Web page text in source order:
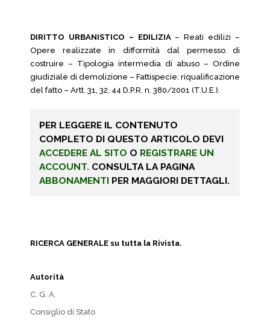
DIRITTO URBANISTICO – EDILIZIA– Reati edilizi –
Opere realizzate in difformità dal permesso di
costruire – Tipologia intermedia di abuso – Ordine
giudiziale di demolizione – Fattispecie: riqualificazione
del fatto – Artt. 31, 32, 44 D.P.R. n. 380/2001 (T.U.E.).
PER LEGGERE IL CONTENUTO
COMPLETO DI QUESTO ARTICOLO DEVI
ACCEDERE AL SITO O REGISTRARE UN
ACCOUNT. CONSULTA LA PAGINA
ABBONAMENTI PER MAGGIORI DETTAGLI.
RICERCA GENERALE su tutta la Rivista.
Autorità
C. G. A.
Consiglio di Stato